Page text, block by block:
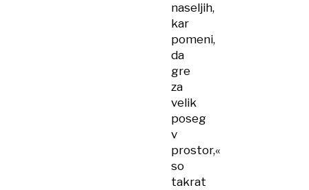
naseljih,
kar
pomeni,
da
gre
za
velik
poseg
v
prostor,«
so
takrat